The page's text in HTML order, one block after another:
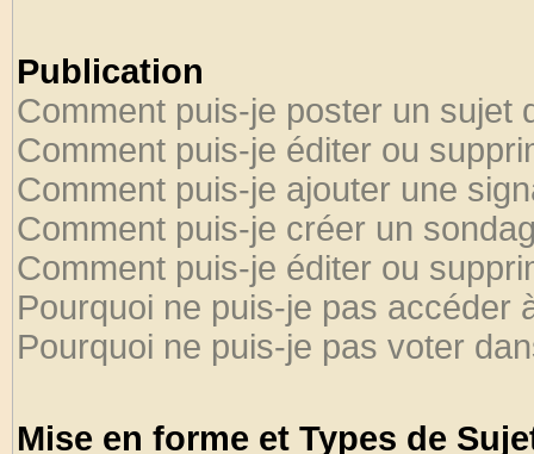
Publication
Comment puis-je poster un sujet
Comment puis-je éditer ou
Comment puis-je ajouter une
Comment puis-je créer un
Comment puis-je éditer ou
Pourquoi ne puis-je pas accéder
Pourquoi ne puis-je pas voter
Mise en forme et Types de